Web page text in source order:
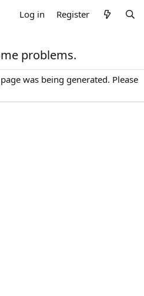
Log in Register
problems.
was being generated. Please